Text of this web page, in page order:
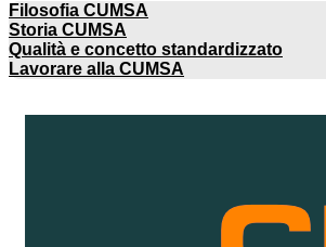
Filosofia CUMSA
Storia CUMSA
Qualità e concetto standardizzato
Lavorare alla CUMSA